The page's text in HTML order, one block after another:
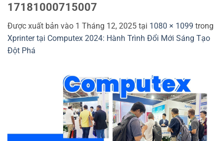
17181000715007
Được xuất bản vào 1 Tháng 12, 2025 tại 1080 × 1099 trong
Xprinter tại Computex 2024: Hành Trình Đổi Mới Sáng Tạo
Đột Phá